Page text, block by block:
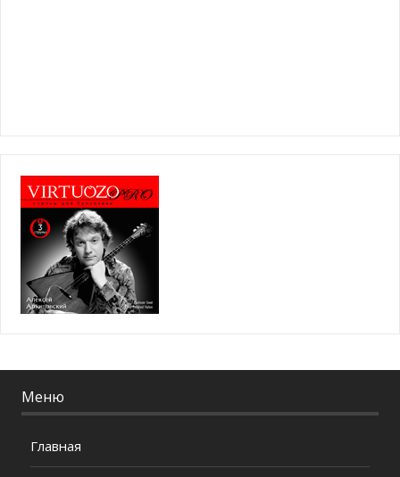
Меню
Главная